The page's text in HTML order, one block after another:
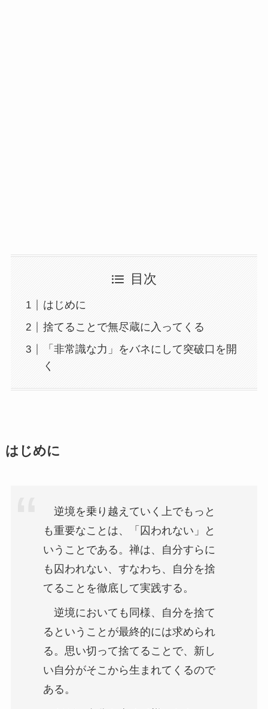
目次
はじめに
捨てることで無尽蔵に入ってくる
「非常識な力」をバネにして突破口を開
く
はじめに
逆境を乗り越えていく上でもっと
も重要なことは、「囚われない」と
いうことである。禅は、自分すらに
も囚われない、すなわち、自分を捨
てることを徹底して実践する。
逆境においても同様、自分を捨て
るということが最終的には求められ
る。思い切って捨てることで、新し
い自分がそこから生まれてくるので
ある。